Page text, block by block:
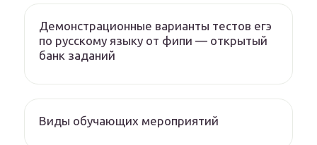
Демонстрационные варианты тестов егэ
по русскому языку от фипи — открытый
банк заданий
Виды обучающих мероприятий